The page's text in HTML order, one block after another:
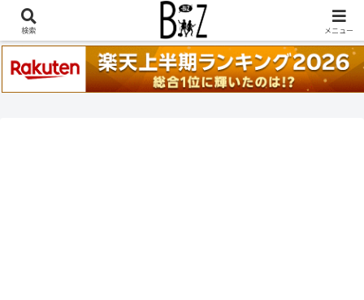
稲葉浩志『en-Zepp』『enⅣ』セトリ一覧はこちら
検索 メニュー